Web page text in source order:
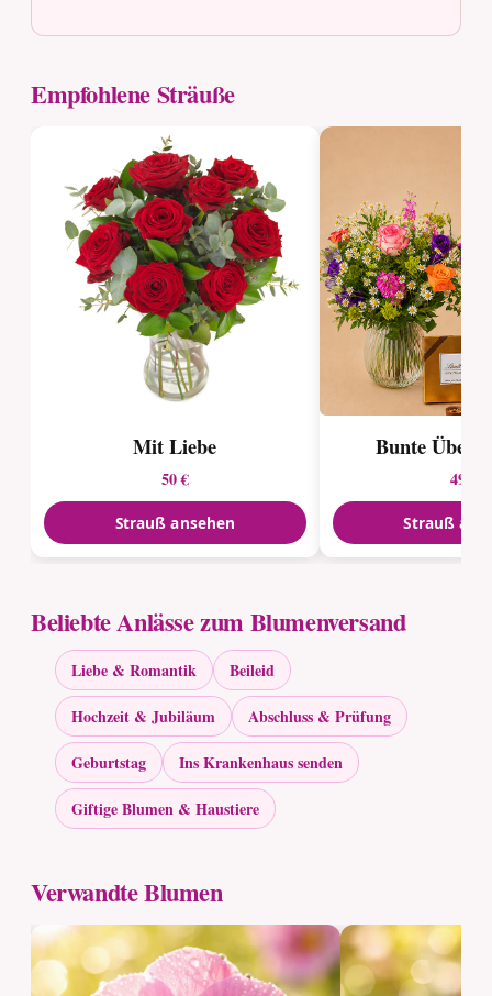
Empfohlene Sträuße
Mit Liebe
50 €
Strauß ansehen
Bunte
49 €
Strauß
Beliebte Anlässe zum Blumenversand
Liebe & Romantik
Beileid
Hochzeit & Jubiläum
Abschluss & Prüfung
Geburtstag
Ins Krankenhaus senden
Giftige Blumen & Haustiere
Verwandte Blumen